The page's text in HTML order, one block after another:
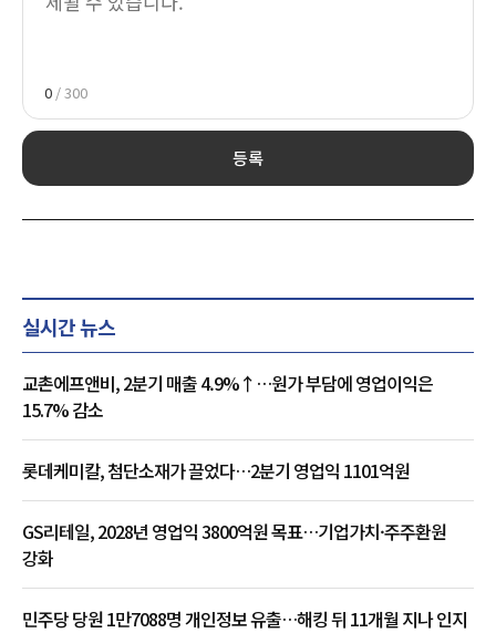
0 / 300
등록
실시간 뉴스
교촌에프앤비, 2분기 매출 4.9%↑…원가 부담에 영업이익은
15.7% 감소
롯데케미칼, 첨단소재가 끌었다…2분기 영업익 1101억원
GS리테일, 2028년 영업익 3800억원 목표…기업가치·주주환원
강화
민주당 당원 1만7088명 개인정보 유출…해킹 뒤 11개월 지나 인지